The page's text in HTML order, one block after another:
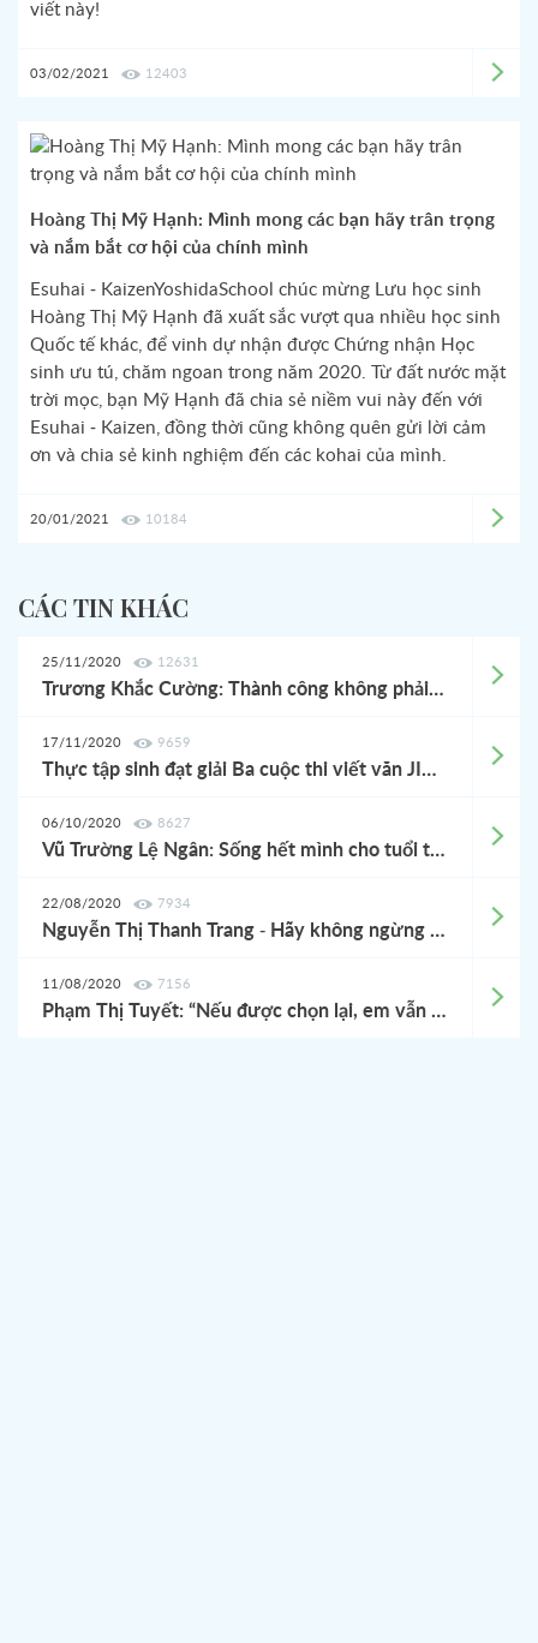
viết này!
03/02/2021 12403
Hoàng Thị Mỹ Hạnh: Mình mong các bạn hãy trân trọng
và nắm bắt cơ hội của chính mình
Esuhai - KaizenYoshidaSchool chúc mừng Lưu học sinh
Hoàng Thị Mỹ Hạnh đã xuất sắc vượt qua nhiều học sinh
Quốc tế khác, để vinh dự nhận được Chứng nhận Học
sinh ưu tú, chăm ngoan trong năm 2020. Từ đất nước mặt
trời mọc, bạn Mỹ Hạnh đã chia sẻ niềm vui này đến với
Esuhai - Kaizen, đồng thời cũng không quên gửi lời cảm
ơn và chia sẻ kinh nghiệm đến các kohai của mình.
20/01/2021 10184
CÁC TIN KHÁC
25/11/2020 12631
Trương Khắc Cường: Thành công không phải là bữa tiệc một đêm, mà là sự từng trải để chiêm nghiệm cả cuộc đời
17/11/2020 9659
Thực tập sinh đạt giải Ba cuộc thi viết văn JITCO - Nguyễn Thị Thanh Trang: "Để có thể trưởng thành thì tự lập là việc quan trọng”
06/10/2020 8627
Vũ Trường Lệ Ngân: Sống hết mình cho tuổi trẻ
22/08/2020 7934
Nguyễn Thị Thanh Trang - Hãy không ngừng vươn cao và theo đuổi ước mơ!
11/08/2020 7156
Phạm Thị Tuyết: “Nếu được chọn lại, em vẫn sẽ chọn ngành thủy sản”